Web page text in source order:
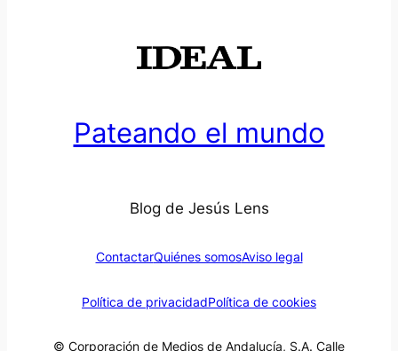
Pateando el mundo
Blog de Jesús Lens
ContactarQuiénes somosAviso legal
Política de privacidadPolítica de cookies
© Corporación de Medios de Andalucía, S.A. Calle